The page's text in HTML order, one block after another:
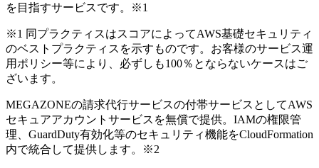
を目指すサービスです。
※1
※1 同プラクティスはスコアによってAWS基礎セキュリティ
のベストプラクティスを示すものです。お客様のサービス運
用ポリシー等により、必ずしも100％とならないケースはご
ざいます。
MEGAZONEの請求代行サービスの付帯サービスとしてAWS
セキュアアカウントサービスを無償で提供。IAMの権限管
理、GuardDuty有効化等のセキュリティ機能をCloudFormation
内で統合して提供します。
※2